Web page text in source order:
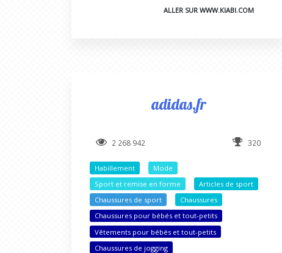
ALLER SUR WWW.KIABI.COM
adidas.fr
2 268 942 320
Habillement
Mode
Sport et remise en forme
Articles de sport
Chaussures de sport
Chaussures
Chaussures pour bébés et tout-petits
Vêtements pour bébés et tout-petits
Chaussures de jogging